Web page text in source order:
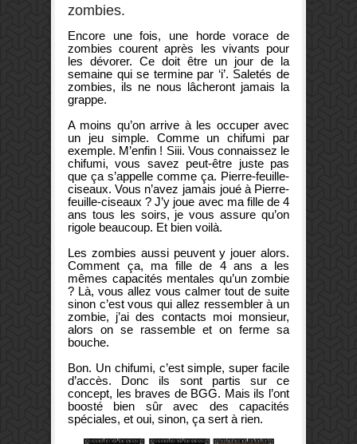
zombies.
Encore une fois, une horde vorace de
zombies courent après les vivants pour
les dévorer. Ce doit être un jour de la
semaine qui se termine par ‘i’. Saletés de
zombies, ils ne nous lâcheront jamais la
grappe.
A moins qu’on arrive à les occuper avec
un jeu simple. Comme un chifumi par
exemple. M’enfin ! Siii. Vous connaissez le
chifumi, vous savez peut-être juste pas
que ça s’appelle comme ça. Pierre-feuille-
ciseaux. Vous n’avez jamais joué à Pierre-
feuille-ciseaux ? J’y joue avec ma fille de 4
ans tous les soirs, je vous assure qu’on
rigole beaucoup. Et bien voilà.
Les zombies aussi peuvent y jouer alors.
Comment ça, ma fille de 4 ans a les
mêmes capacités mentales qu’un zombie
? Là, vous allez vous calmer tout de suite
sinon c’est vous qui allez ressembler à un
zombie, j’ai des contacts moi monsieur,
alors on se rassemble et on ferme sa
bouche.
Bon. Un chifumi, c’est simple, super facile
d’accès. Donc ils sont partis sur ce
concept, les braves de BGG. Mais ils l’ont
boosté bien sûr avec des capacités
spéciales, et oui, sinon, ça sert à rien.